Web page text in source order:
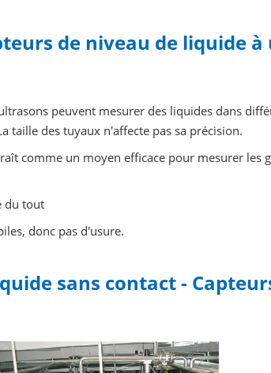
de niveau de liquide
peuvent mesurer des liquides dans
taille des tuyaux n'affecte pas sa précision.
comme un moyen efficace pour mesurer les
du tout
donc pas d'usure.
sans contact -